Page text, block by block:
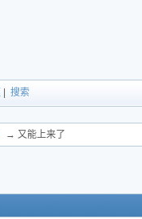
搜索
→ 又能上来了